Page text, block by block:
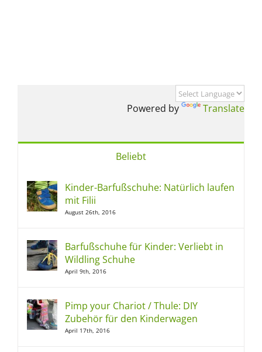
Powered by Translate
Beliebt
Kinder-Barfußschuhe: Natürlich laufen
mit Filii
August 26th, 2016
Barfußschuhe für Kinder: Verliebt in
Wildling Schuhe
April 9th, 2016
Pimp your Chariot / Thule: DIY
Zubehör für den Kinderwagen
April 17th, 2016